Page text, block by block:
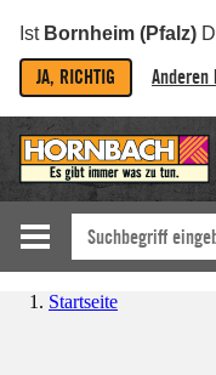
Ist Bornheim (Pfalz)
JA, RICHTIG Anderen
Startseite